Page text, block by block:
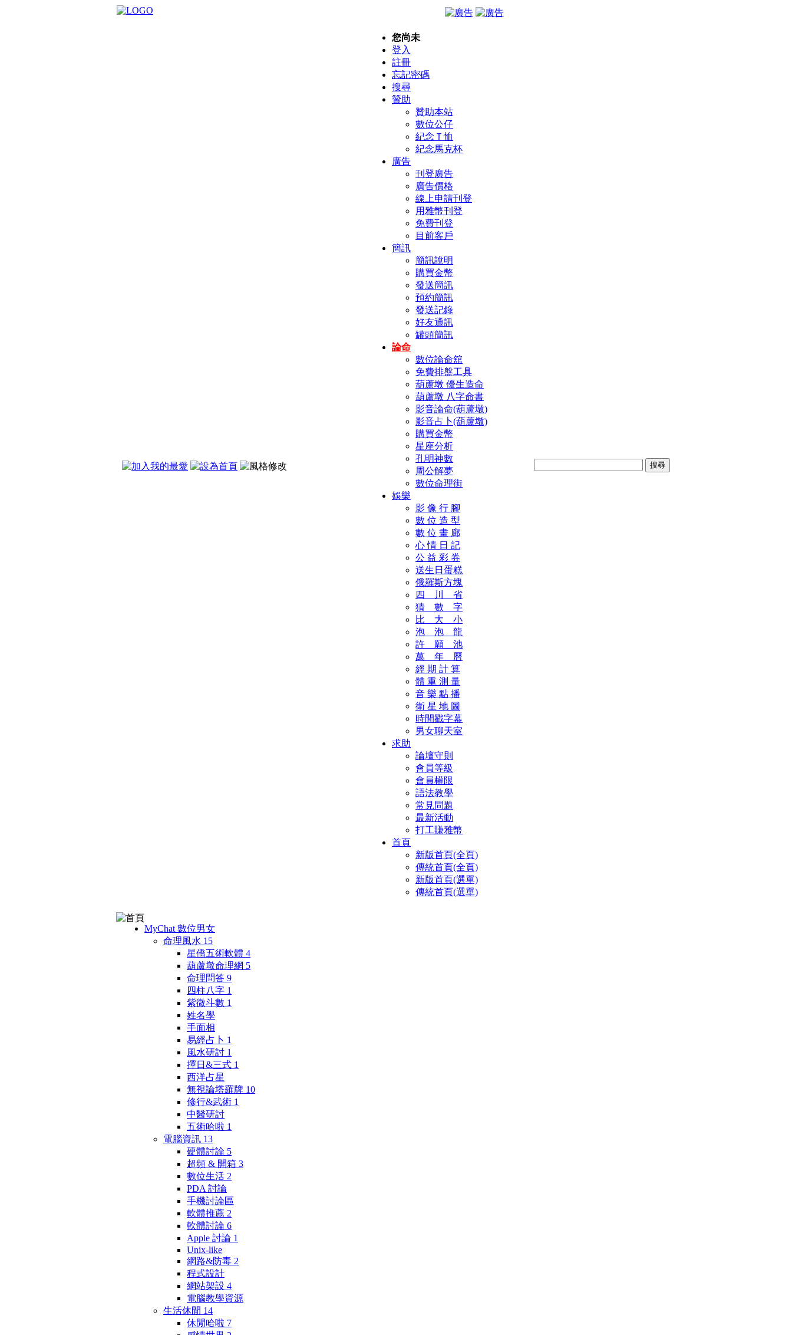
您尚未
登入
註冊
忘記密碼
搜尋
贊助
贊助本站
數位公仔
紀念Ｔ恤
紀念馬克杯
廣告
刊登廣告
廣告價格
線上申請刊登
用雅幣刊登
免費刊登
目前客戶
簡訊
簡訊說明
購買金幣
發送簡訊
預約簡訊
發送記錄
好友通訊
罐頭簡訊
論命
數位論命舘
免費排盤工具
葫蘆墩 優生造命
葫蘆墩 八字命書
影音論命(葫蘆墩)
影音占卜(葫蘆墩)
購買金幣
星座分析
孔明神數
周公解夢
數位命理街
娛樂
影 像 行 腳
數 位 造 型
數 位 畫 廊
心 情 日 記
公 益 彩 券
送生日蛋糕
俄羅斯方塊
四 川 省
猜 數 字
比 大 小
泡 泡 龍
許 願 池
萬 年 曆
經 期 計 算
體 重 測 量
音 樂 點 播
衛 星 地 圖
時間戳字幕
男女聊天室
求助
論壇守則
會員等級
會員權限
語法教學
常見問題
最新活動
打工賺雅幣
首頁
新版首頁(全頁)
傳統首頁(全頁)
新版首頁(選單)
傳統首頁(選單)
MyChat 數位男女
命理風水 15
星僑五術軟體 4
葫蘆墩命理網 5
命理問答 9
四柱八字 1
紫微斗數 1
姓名學
手面相
易經占卜 1
風水研討 1
擇日&三式 1
西洋占星
無視論塔羅牌 10
修行&武術 1
中醫研討
五術哈啦 1
電腦資訊 13
硬體討論 5
超頻 & 開箱 3
數位生活 2
PDA 討論
手機討論區
軟體推薦 2
軟體討論 6
Apple 討論 1
Unix-like
網路&防毒 2
程式設計
網站架設 4
電腦教學資源
生活休閒 14
休閒哈啦 7